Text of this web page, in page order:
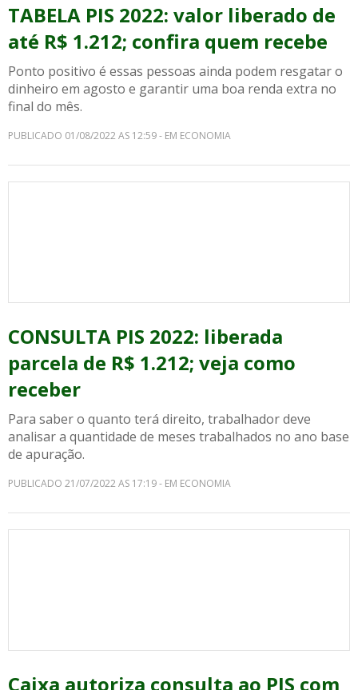
TABELA PIS 2022: valor liberado de
até R$ 1.212; confira quem recebe
Ponto positivo é essas pessoas ainda podem resgatar o
dinheiro em agosto e garantir uma boa renda extra no
final do mês.
PUBLICADO 01/08/2022 AS 12:59 - EM ECONOMIA
CONSULTA PIS 2022: liberada
parcela de R$ 1.212; veja como
receber
Para saber o quanto terá direito, trabalhador deve
analisar a quantidade de meses trabalhados no ano base
de apuração.
PUBLICADO 21/07/2022 AS 17:19 - EM ECONOMIA
Caixa autoriza consulta ao PIS com